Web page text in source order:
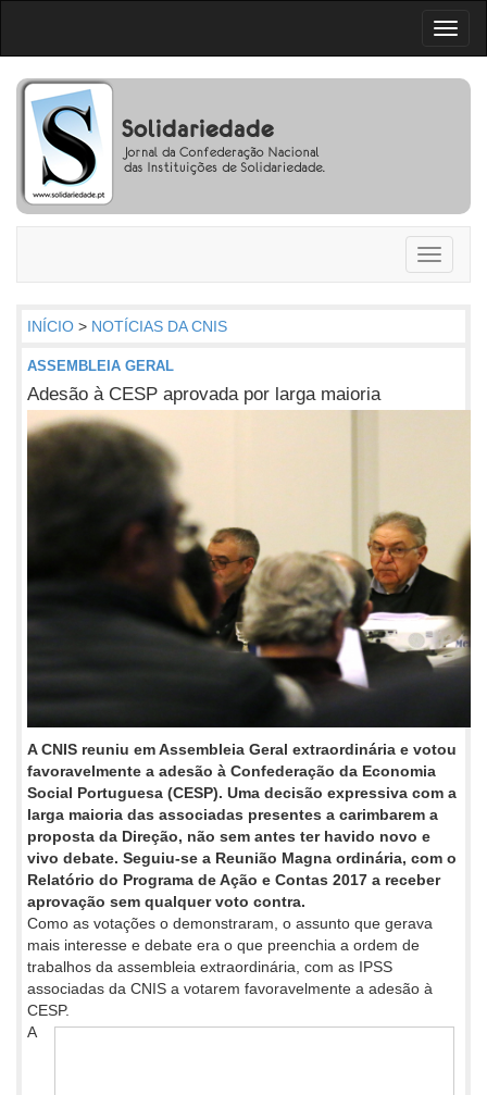
Toggle
INÍCIO > NOTÍCIAS DA CNIS
ASSEMBLEIA GERAL
Adesão à CESP aprovada por larga maioria
A CNIS reuniu em Assembleia Geral extraordinária e votou
favoravelmente a adesão à Confederação da Economia
Social Portuguesa (CESP). Uma decisão expressiva com a
larga maioria das associadas presentes a carimbarem a
proposta da Direção, não sem antes ter havido novo e
vivo debate. Seguiu-se a Reunião Magna ordinária, com o
Relatório do Programa de Ação e Contas 2017 a receber
aprovação sem qualquer voto contra.
Como as votações o demonstraram, o assunto que gerava
mais interesse e debate era o que preenchia a ordem de
trabalhos da assembleia extraordinária, com as IPSS
associadas da CNIS a votarem favoravelmente a adesão à
CESP.
A